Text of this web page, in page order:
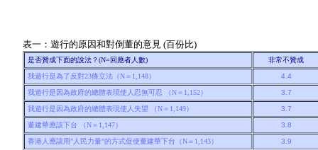
表一：遊行的原因和對倒董的意見 (百份比)
是否贊成下面的說法？(N=回應者人數) 非常不贊成
我遊行是為了反對23條立法（N＝1,148） 4.4
我遊行是因為政府的總體表現使人忍無可忍 （N＝1,152） 3.7
我遊行是因為政府的總體表現使人失望 （N＝1,149） 3.7
董建華應該下台 （N＝1,147） 3.8
香港人應該用"人民力量"的方式促使董建華下台（N＝1,143） 3.9